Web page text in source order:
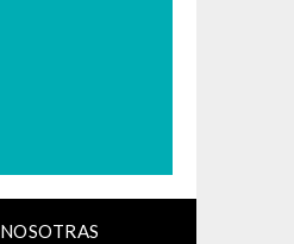
NOSOTRAS